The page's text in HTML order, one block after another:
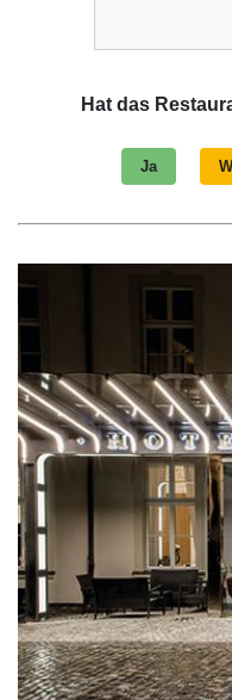
Hat das
Ja